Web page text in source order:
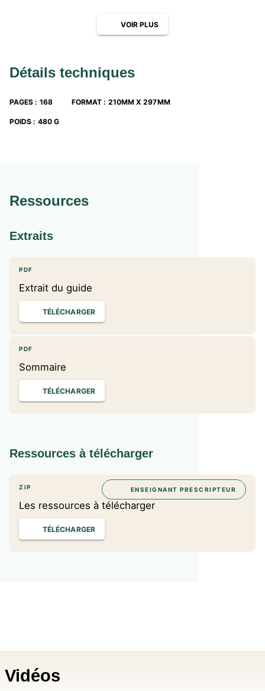
VOIR PLUS
Détails techniques
PAGES : 168 FORMAT : 210MM X 297MM
POIDS : 480 G
Ressources
Extraits
PDF
Extrait du guide
TÉLÉCHARGER
PDF
Sommaire
TÉLÉCHARGER
Ressources à télécharger
ZIP
Les ressources à télécharger
ENSEIGNANT PRESCRIPTEUR
TÉLÉCHARGER
Vidéos